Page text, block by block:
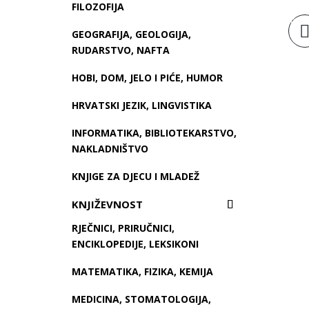
FILOZOFIJA
GEOGRAFIJA, GEOLOGIJA,
RUDARSTVO, NAFTA
HOBI, DOM, JELO I PIĆE, HUMOR
HRVATSKI JEZIK, LINGVISTIKA
INFORMATIKA, BIBLIOTEKARSTVO,
NAKLADNIŠTVO
KNJIGE ZA DJECU I MLADEŽ
KNJIŽEVNOST
RJEČNICI, PRIRUČNICI,
ENCIKLOPEDIJE, LEKSIKONI
MATEMATIKA, FIZIKA, KEMIJA
MEDICINA, STOMATOLOGIJA,